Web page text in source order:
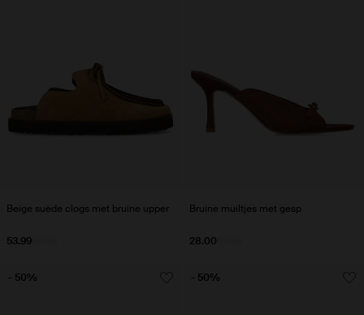
Beige suède clogs met bruine upper
53.99
Bruine muiltjes met gesp
28.00
- 50% - 50%